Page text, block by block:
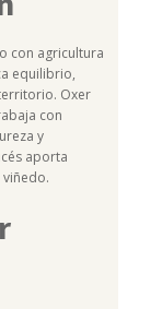
con agricultura
equilibrio,
Oxer
con
y
aporta